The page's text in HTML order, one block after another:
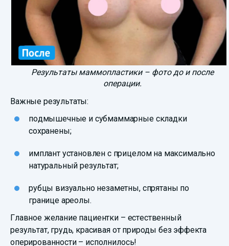
Результаты маммопластики – фото до и после
операции.
Важные результаты:
подмышечные и субмаммарные складки
сохранены;
имплант установлен с прицелом на максимально
натуральный результат;
рубцы визуально незаметны, спрятаны по
границе ареолы.
Главное желание пациентки – естественный
результат, грудь, красивая от природы без эффекта
оперированности – исполнилось!